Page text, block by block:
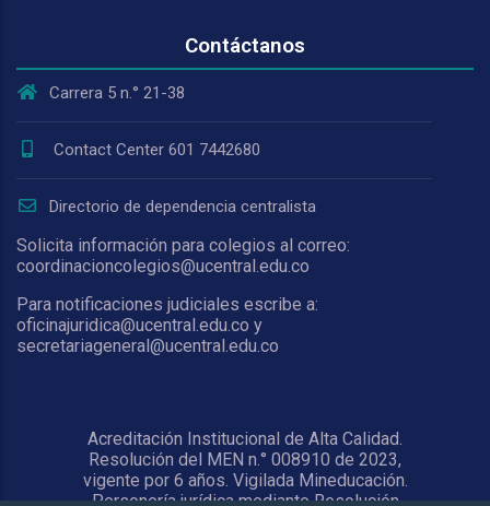
Contáctanos
Carrera 5 n.° 21-38
Contact Center 601 7442680
Directorio de dependencia centralista
Solicita información para colegios al correo:
coordinacioncolegios@ucentral.edu.co
Para notificaciones judiciales escribe a:
oficinajuridica@ucentral.edu.co y
secretariageneral@ucentral.edu.co
Acreditación Institucional de Alta Calidad.
Resolución del MEN n.° 008910 de 2023,
vigente por 6 años. Vigilada Mineducación.
Personería jurídica mediante Resolución